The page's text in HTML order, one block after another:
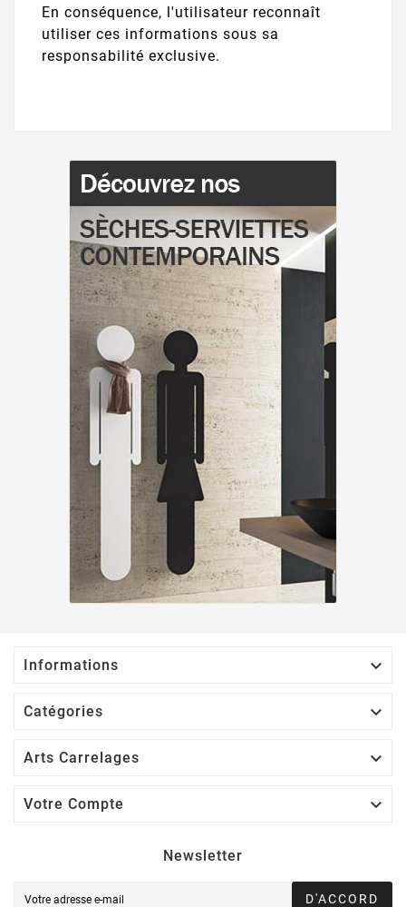
En conséquence, l'utilisateur reconnaît
utiliser ces informations sous sa
responsabilité exclusive.
Informations 
Catégories 
Arts Carrelages 
Votre Compte 
Newsletter
D'ACCORD